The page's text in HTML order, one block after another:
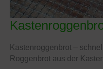
Kastenroggenbrot –
Roggenbrot aus der
Kastenroggenbrot